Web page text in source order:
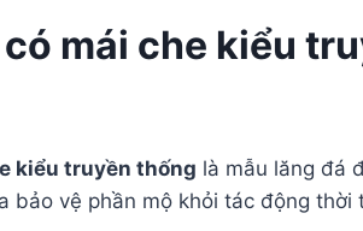
mái che kiểu
kiểu truyền thống là mẫu lăng đá
bảo vệ phần mộ khỏi tác động thời